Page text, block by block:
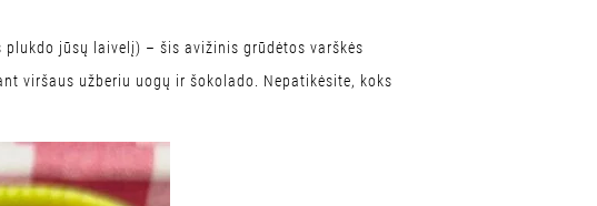
jūsų laivelį) – šis avižinis grūdėtos varškės
viršaus užberiu uogų ir šokolado. Nepatikėsite, koks